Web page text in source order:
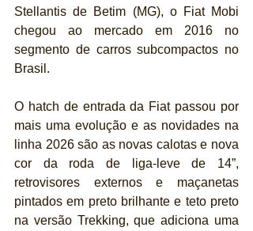
Stellantis de Betim (MG), o Fiat Mobi
chegou ao mercado em 2016 no
segmento de carros subcompactos no
Brasil.
O hatch de entrada da Fiat passou por
mais uma evolução e as novidades na
linha 2026 são as novas calotas e nova
cor da roda de liga-leve de 14”,
retrovisores externos e maçanetas
pintados em preto brilhante e teto preto
na versão Trekking, que adiciona uma